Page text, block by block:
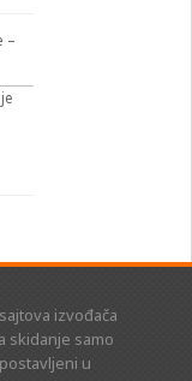
–
izvođača
skidanje samo
u